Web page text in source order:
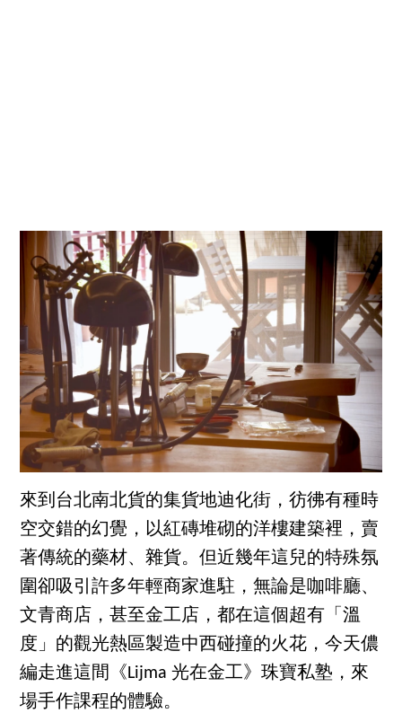
來到台北南北貨的集貨地迪化街，彷彿有種時
空交錯的幻覺，以紅磚堆砌的洋樓建築裡，賣
著傳統的藥材、雜貨。但近幾年這兒的特殊氛
圍卻吸引許多年輕商家進駐，無論是咖啡廳、
文青商店，甚至金工店，都在這個超有「溫
度」的觀光熱區製造中西碰撞的火花，今天儂
編走進這間《Lijma 光在金工》珠寶私塾，來
場手作課程的體驗。